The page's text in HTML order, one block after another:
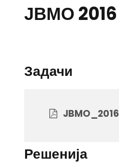
ЈВМО 2016
Задачи
JBMO_2016
Решенија